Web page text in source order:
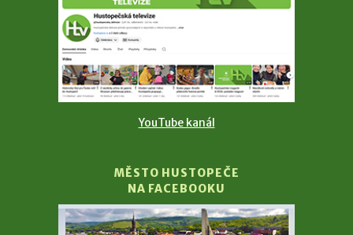
YouTube kanál
MĚSTO HUSTOPEČE
NA FACEBOOKU